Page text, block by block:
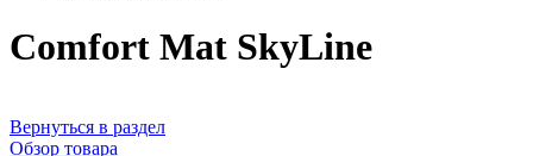
Comfort Mat SkyLine
Вернуться в раздел
Обзор товара